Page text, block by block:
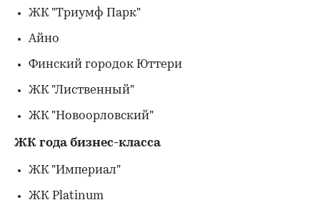
ЖК "Триумф Парк"
Айно
Финский городок Юттери
ЖК "Лиственный"
ЖК "Новоорловский"
ЖК года бизнес-класса
ЖК "Империал"
ЖК Platinum